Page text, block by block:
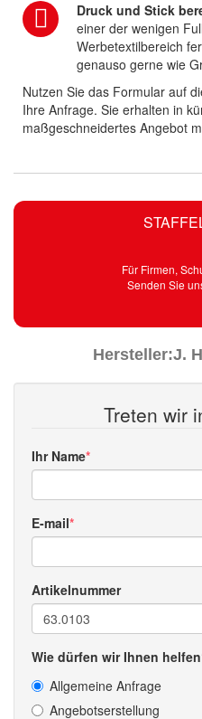
Für Firmen,
Senden Sie
Hersteller:J.
Treten wir
Ihr Name
E-mail
Artikelnummer
Wie dürfen wir Ihnen
Allgemeine Anfrage
Angebotserstellung
Druck und Stick
einer der wenigen
Werbetextilbereich
genauso gerne wie
Nutzen Sie das Formular auf
Ihre Anfrage. Sie erhalten in
maßgeschneidertes Angebot